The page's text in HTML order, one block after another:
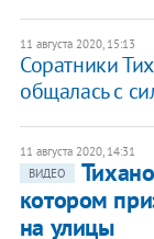
11 августа 2020, 15:13
Соратники
общалась с
11 августа 2020, 14:31
ВИДЕО
котором
на улицы